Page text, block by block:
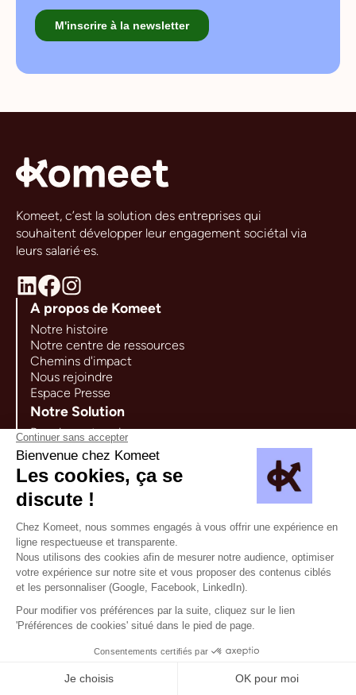
Komeet, c’est la solution des entreprises qui
souhaitent développer leur engagement sociétal via
leurs salarié·es.
A propos de Komeet
Notre histoire
Notre centre de ressources
Chemins d'impact
Nous rejoindre
Espace Presse
Notre Solution
Pour les entreprises
Pour les associations
Explorer la plateforme
Cas d'usages
Nous contacter
65 rue Ordener 75018 Paris
hello@komeet.cc
Newsletter
Faire un signalement
Politique de confidentialité